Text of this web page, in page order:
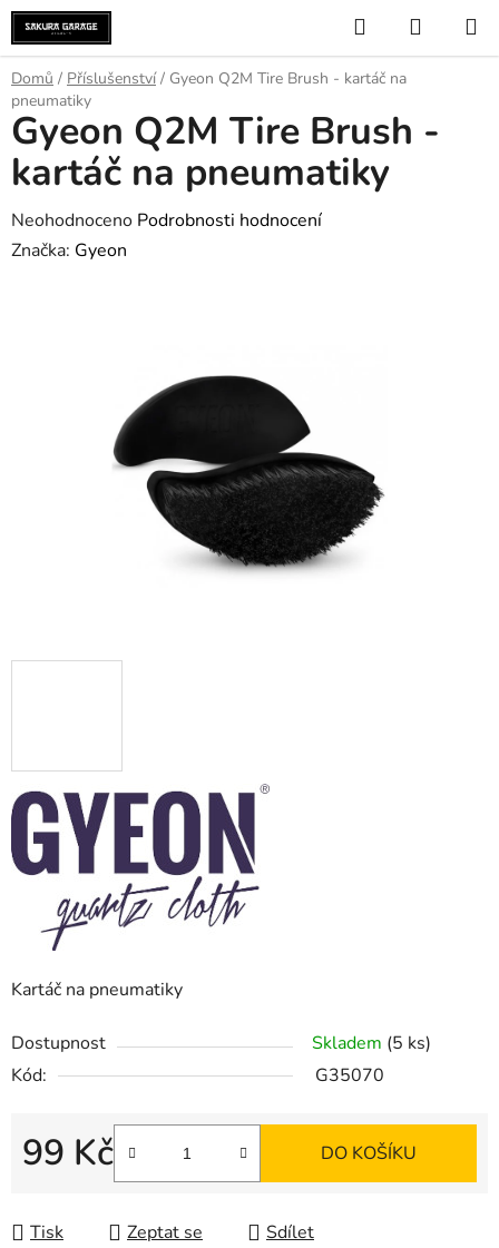
Přejít
na
obsah
Hledat
KOŠÍK
Domů / Příslušenství / Gyeon Q2M Tire Brush - kartáč na
pneumatiky
Kartáč na pneumatiky
Dostupnost Skladem (5 ks)
Kód:
G35070
99 Kč
Měrná cena:
DO KOŠÍKU
Tisk Zeptat se Sdílet
Gyeon Q2M Tire Brush -
kartáč na pneumatiky
Průměrné
hodnocení
Neohodnoceno Podrobnosti hodnocení
Značka: Gyeon